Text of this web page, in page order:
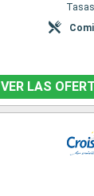
VER LAS